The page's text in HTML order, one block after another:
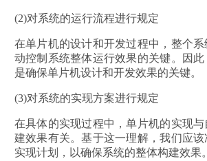
(2)对系统的运行流程进行规定
在单片机的设计和开发过程中，整个
动控制系统整体运行效果的关键。因
是确保单片机设计和开发效果的关键。
(3)对系统的实现方案进行规定
在具体的实现过程中，单片机的实现
建效果有关。基于这一理解，我们应
实现计划，以确保系统的整体构建效果。